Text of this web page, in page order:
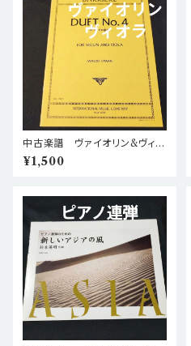
中古楽譜 ヴァイオリン&ヴィオ
ラ バリエール 二重奏 第4
番 棚BASEa4
¥1,500